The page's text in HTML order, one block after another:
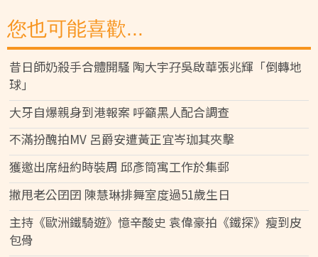
您也可能喜歡...
昔日師奶殺手合體開騷 陶大宇孖吳啟華張兆輝「倒轉地
球」
大牙自爆親身到港報案 呼籲黑人配合調查
不滿扮醜拍MV 呂爵安遭黃正宜岑珈其夾擊
獲邀出席紐約時裝周 邱彥筒寓工作於集郵
撇甩老公囝囝 陳慧琳排舞室度過51歲生日
主持《歐洲鐵騎遊》憶辛酸史 袁偉豪拍《鐵探》瘦到皮
包骨